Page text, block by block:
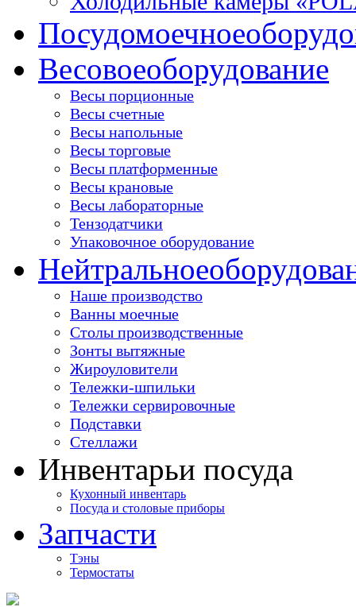
Посудомоечное
Весовоеоборудование
Весы порционные
Весы счетные
Весы напольные
Весы торговые
Весы платформенные
Весы крановые
Весы лабораторные
Тензодатчики
Упаковочное оборудование
Нейтральное
Наше производство
Ванны моечные
Столы производственные
Зонты вытяжные
Жироуловители
Тележки-шпильки
Тележки сервировочные
Подставки
Стеллажи
Инвентарьи посуда
Кухонный инвентарь
Посуда и столовые приборы
Запчасти
Тэны
Термостаты